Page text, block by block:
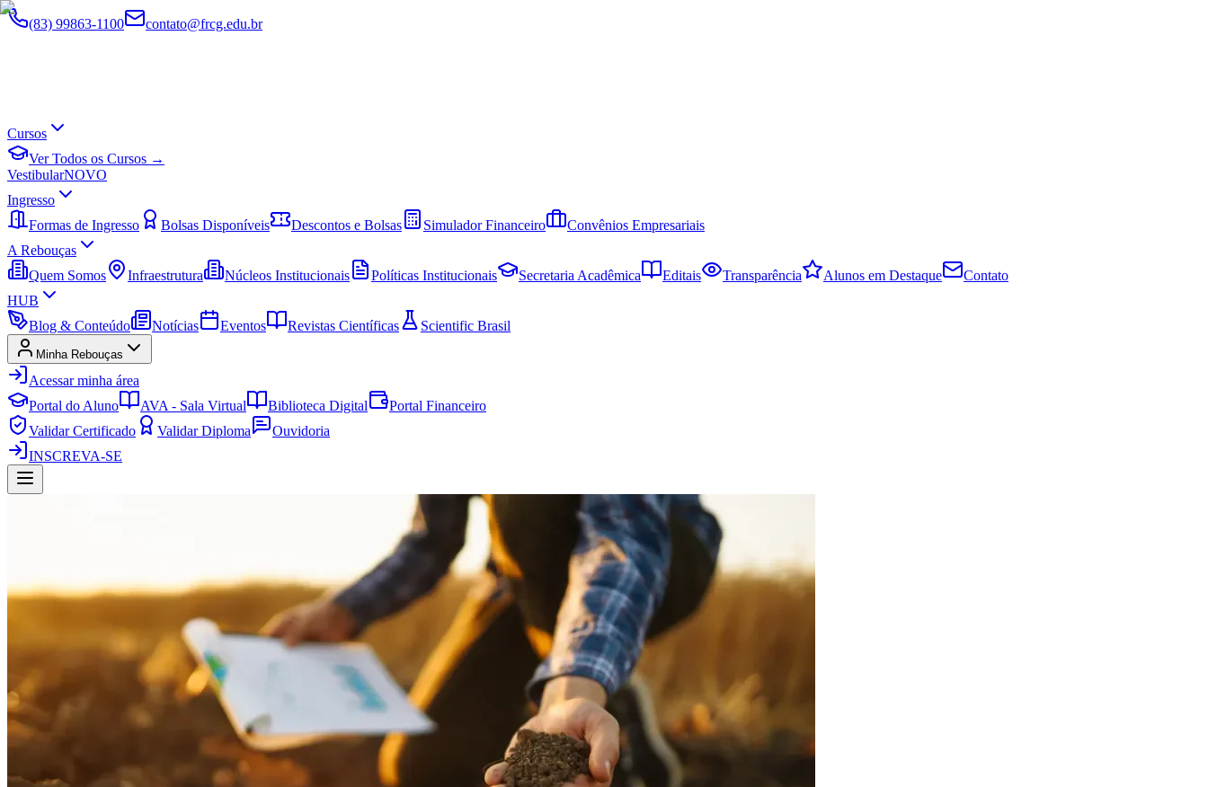
(83) 99863-1100 contato@frcg.edu.br
Cursos
Ver Todos os Cursos →
VestibularNOVO
Ingresso
Formas de Ingresso
Bolsas Disponíveis Descontos e Bolsas Simulador Financeiro
Convênios Empresariais
A Rebouças
Quem Somos
Infraestrutura Núcleos Institucionais Políticas Institucionais Secretaria Acadêmica Editais Transparência Alunos em Destaque
Contato
HUB
Blog & Conteúdo
Notícias Eventos Revistas Científicas Scientific Brasil
Minha Rebouças
Acessar minha área
Portal do Aluno
AVA - Sala Virtual Biblioteca Digital
Portal Financeiro
Validar Certificado
Validar Diploma
Ouvidoria
INSCREVA-SE